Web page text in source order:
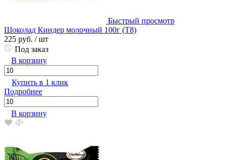
Быстрый просмотр
Шоколад Киндер молочный 100г (Т8)
225 руб. / шт
Под заказ
В корзину
Купить в 1 клик
Подробнее
В корзину